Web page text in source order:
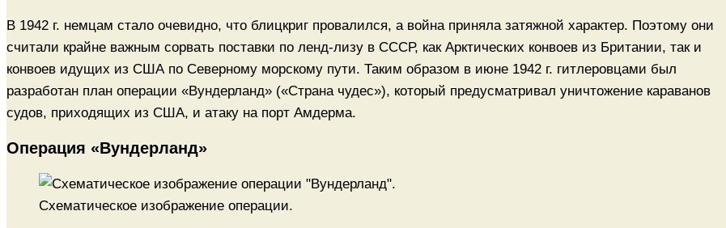
В 1942 г. немцам стало очевидно, что блицкриг провалился, а война приняла затяжной характер. Поэтому они
считали крайне важным сорвать поставки по ленд-лизу в СССР, как Арктических конвоев из Британии, так и
конвоев идущих из США по Северному морскому пути. Таким образом в июне 1942 г. гитлеровцами был
разработан план операции «Вундерланд» («Страна чудес»), который предусматривал уничтожение караванов
судов, приходящих из США, и атаку на порт Амдерма.
Операция «Вундерланд»
Схематическое изображение операции.